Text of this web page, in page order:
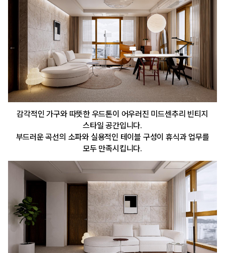
감각적인 가구와 따뜻한 우드톤이 어우러진 미드센추리 빈티지
스타일 공간입니다.
부드러운 곡선의 소파와 실용적인 테이블 구성이 휴식과 업무를
모두 만족시킵니다.